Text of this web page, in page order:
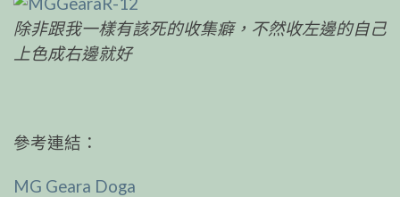
除非跟我一樣有該死的收集癖，不然收左邊的自己
上色成右邊就好
參考連結：
MG Geara Doga